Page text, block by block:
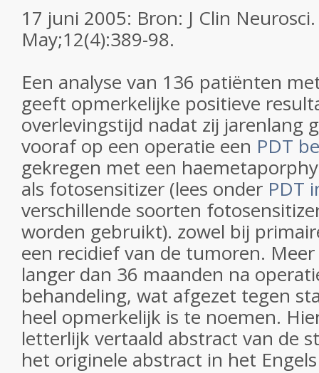
17 juni 2005: Bron: J Clin
May;12(4):389-98.
Een analyse van 136 patiënten
geeft opmerkelijke positieve
overlevingstijd nadat zij jarenlang
vooraf op een operatie een PDT
gekregen met een
als fotosensitizer (lees onder PDT
verschillende soorten
worden gebruikt). zowel bij
een recidief van de tumoren.
langer dan 36 maanden na
behandeling, wat afgezet tegen
heel opmerkelijk is te noemen.
letterlijk vertaald abstract van de
het originele abstract in het